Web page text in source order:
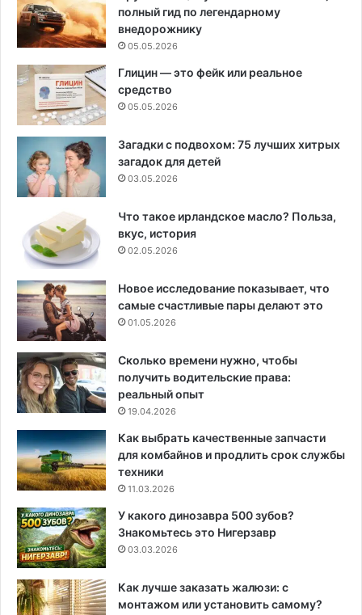
полный гид по легендарному
внедорожнику
05.05.2026
Глицин — это фейк или реальное
средство
05.05.2026
Загадки с подвохом: 75 лучших хитрых
загадок для детей
03.05.2026
Что такое ирландское масло? Польза,
вкус, история
02.05.2026
Новое исследование показывает, что
самые счастливые пары делают это
01.05.2026
Сколько времени нужно, чтобы
получить водительские права:
реальный опыт
19.04.2026
Как выбрать качественные запчасти
для комбайнов и продлить срок службы
техники
11.03.2026
У какого динозавра 500 зубов?
Знакомьтесь это Нигерзавр
03.03.2026
Как лучше заказать жалюзи: с
монтажом или установить самому?